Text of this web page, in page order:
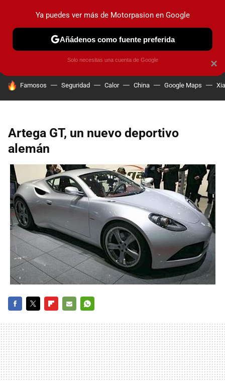
PRUEBAS COCHES ELÉCTRICOS OBSERVATORIO
HOY SE HABLA DE
Famosos Seguridad Calor China Google Maps
Artega GT, un nuevo deportivo
alemán
MAIL
×
Ya puedes ver más de Motorpasion en Google
Añádenos como fuente preferida
Solo necesitas una cuenta de Google